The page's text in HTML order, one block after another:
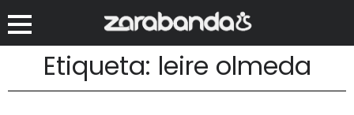
Etiqueta: leire olmeda